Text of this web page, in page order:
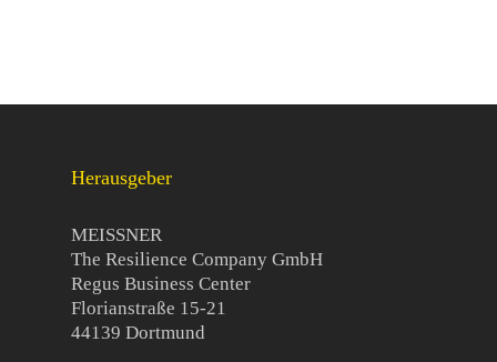
Herausgeber
MEISSNER
The Resilience Company GmbH
Regus Business Center
Florianstraße 15-21
44139 Dortmund